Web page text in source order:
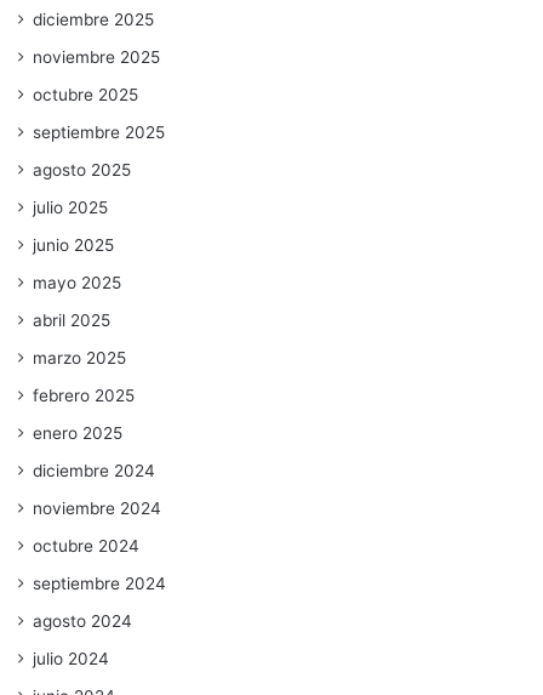
diciembre 2025
noviembre 2025
octubre 2025
septiembre 2025
agosto 2025
julio 2025
junio 2025
mayo 2025
abril 2025
marzo 2025
febrero 2025
enero 2025
diciembre 2024
noviembre 2024
octubre 2024
septiembre 2024
agosto 2024
julio 2024